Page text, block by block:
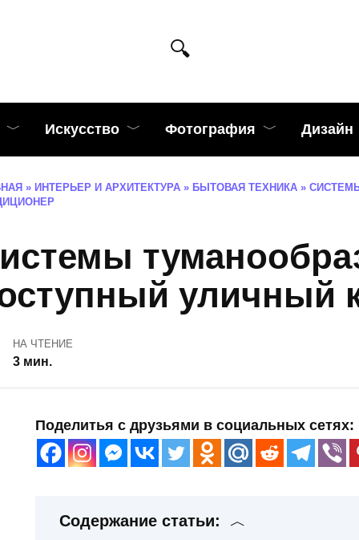
Искусство Фотография Дизайн
» ИНТЕРЬЕР И АРХИТЕКТУРА » БЫТОВАЯ ТЕХНИКА »
уличный
НА ЧТЕНИЕ
3 мин.
Поделитья с друзьями в социальных сетях:
Содержание статьи: